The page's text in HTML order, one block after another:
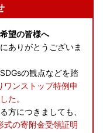
望の皆様へ
ありがとうございま
の観点などを踏
ンストップ特例申
た。
方につきましても、
の寄附金受領証明